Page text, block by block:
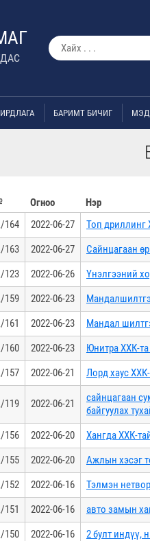
БАРИМТ БИЧИГ
Огноо
Нэр
164
2022-06-27
Топ дриллинг
163
2022-06-27
Сайнцагаан
123
2022-06-26
Үнэлгээний
159
2022-06-23
161
2022-06-23
Мандал
160
2022-06-23
Юнитра ХХК-та
157
2022-06-21 Лорд хаус ХХК-
119 2022-06-21
сайнцагаан
байгуулах
156
2022-06-20
Хангда ХХК-
155
2022-06-20
Ажлын хэсэг
152
2022-06-16
Тэлмэн
151
2022-06-16
авто замын
150
2022-06-16
2 булт индүү,